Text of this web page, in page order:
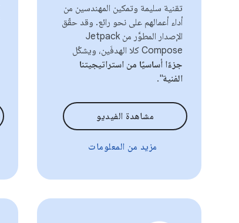
تقنية سليمة وتمكين المهندسين من
أداء أعمالهم على نحو رائع. وقد حقّق
الإصدار المطوَّر من Jetpack
Compose كلا الهدفَين، ويشكّل
جزءًا أساسيًا من استراتيجيتنا
الفنية".
مشاهدة الفيديو
مزيد من المعلومات